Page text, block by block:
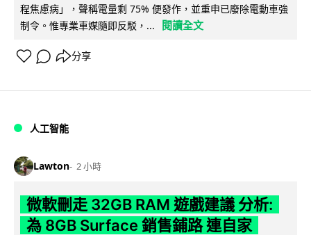
程焦慮病」，聲稱電量剩 75% 便發作，並重申已廢除電動車強
制令。惟專業車媒隨即反駁，...
閱讀全文
分享
人工智能
Lawton 2 小時
微軟刪走 32GB RAM 遊戲建議 分析:
為 8GB Surface 銷售鋪路 連自家